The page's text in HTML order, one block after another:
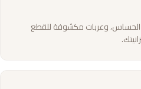
الحساس، وعربات مكشوفة للقطع